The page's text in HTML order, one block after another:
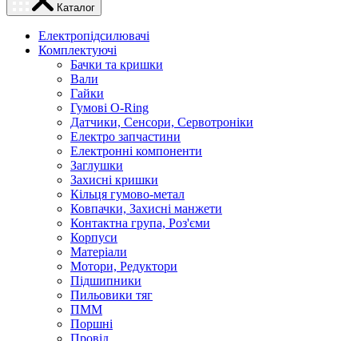
Каталог
Електропідсилювачі
Комплектуючі
Бачки та кришки
Вали
Гайки
Гумові O-Ring
Датчики, Сенсори, Сервотроніки
Електро запчастини
Електронні компоненти
Заглушки
Захисні кришки
Кільця гумово-метал
Ковпачки, Захисні манжети
Контактна група, Роз'єми
Корпуси
Матеріали
Мотори, Редуктори
Підшипники
Пильовики тяг
ПММ
Поршні
Провід